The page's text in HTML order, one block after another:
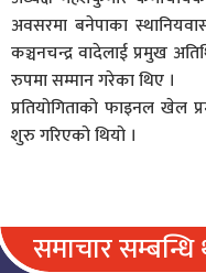
अवसरमा बनेपाका
कञ्चनचन्द्र वादेलाई प्रमुख
रुपमा सम्मान गरेका थिए ।
प्रतियोगिताको फाइनल खेल
शुरु गरिएको थियो ।
समाचार